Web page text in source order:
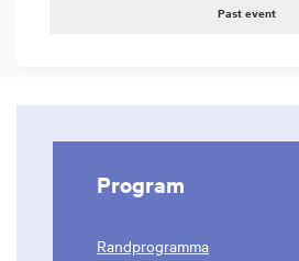
Past event
Program
Randprogramma